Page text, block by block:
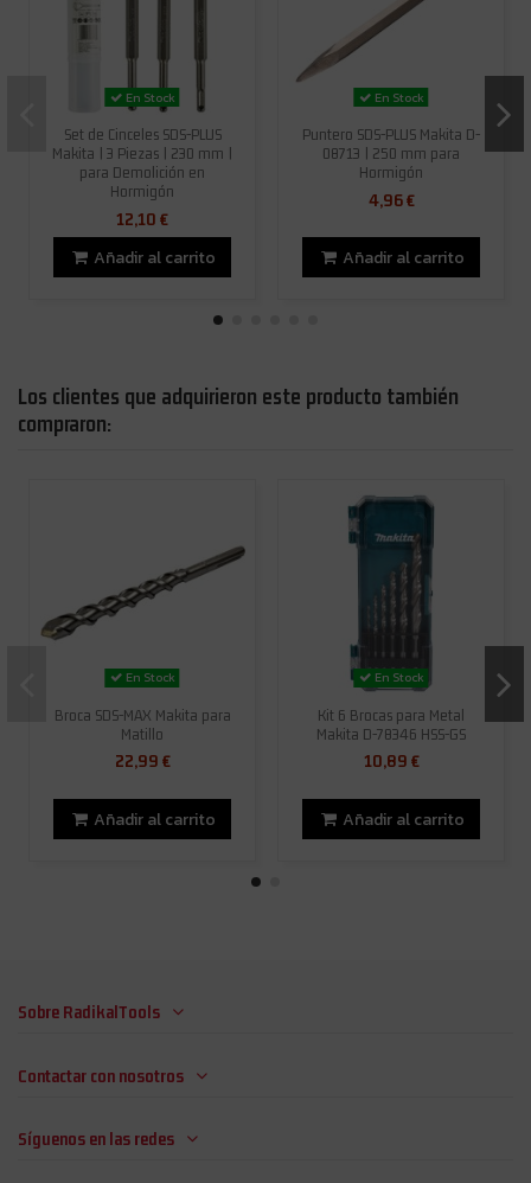
En Stock
Set de Cinceles SDS-PLUS
Makita | 3 Piezas | 230 mm |
para Demolición en
Hormigón
12,10 €
Añadir al carrito
En Stock
Puntero SDS-PLUS Makita D-
08713 | 250 mm para
Hormigón
4,96 €
Añadir al carrito
Los clientes que adquirieron este producto también
compraron:
En Stock
Broca SDS-MAX Makita para
Matillo
22,99 €
Añadir al carrito
En Stock
Kit 6 Brocas para Metal
Makita D-78346 HSS-GS
10,89 €
Añadir al carrito
Sobre RadikalTools
Contactar con nosotros
Síguenos en las redes